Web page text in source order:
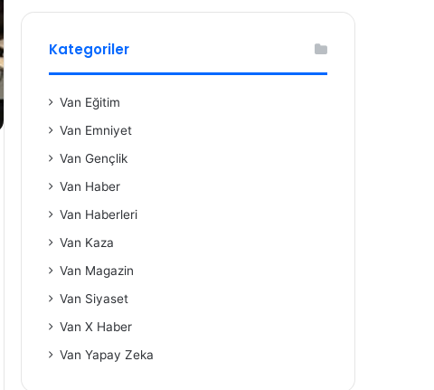
Kategoriler
Van Eğitim
Van Emniyet
Van Gençlik
Van Haber
Van Haberleri
Van Kaza
Van Magazin
Van Siyaset
Van X Haber
Van Yapay Zeka